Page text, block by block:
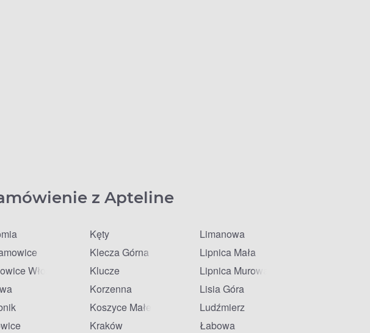
z Apteline
Włościańskie
Kęty
Klecza Górna
Klucze
Korzenna
Koszyce Małe
Kraków
Limanowa
Lipnica Mała
Lipnica Murowana
Lisia Góra
Ludźmierz
Łabowa